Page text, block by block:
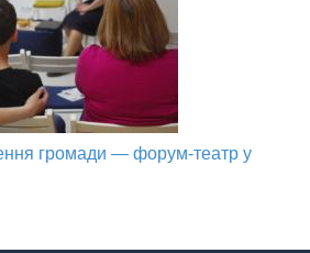
громади — форум-театр у